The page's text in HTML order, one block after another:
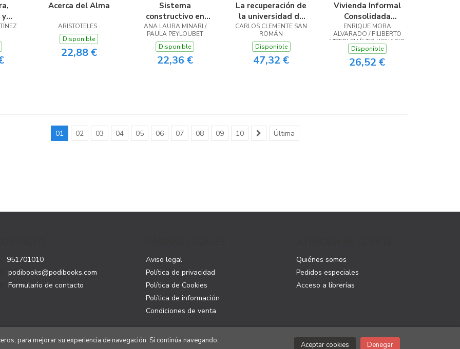
y
Acerca del Alma
ARISTOTELES .
Disponible
22,88 €
Sistema
constructivo en
madera
ANA LAURA MINARI /
PAULA PEYLOUBET
Disponible
22,36 €
La recuperación de
la universidad de
Alcalá (ES)
CARLOS CLEMENTE SAN
ROMÁN
Disponible
47,32 €
Vivienda Informal
Consolidada
Guayaquil
ENRIQUE MORA
ALVARADO / FILIBERTO
VITERI CHÁVEZ / IGNACIO
DE TERESA FERNÁNDEZ-
CASAS
Disponible
26,52 €
01 02 03 04 05 06 07 08 09 10 Última
951701010
podibooks@podibooks.com
Formulario de contacto
Aviso legal
Política de privacidad
Política de Cookies
Política de información
Condiciones de venta
Quiénes somos
Pedidos especiales
Acceso a librerías
para mejorar su experiencia de navegación. Si continúa navegando,
Aceptar cookies Denegar